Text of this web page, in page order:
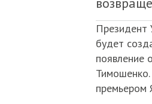
Президент
будет
появление
премьером